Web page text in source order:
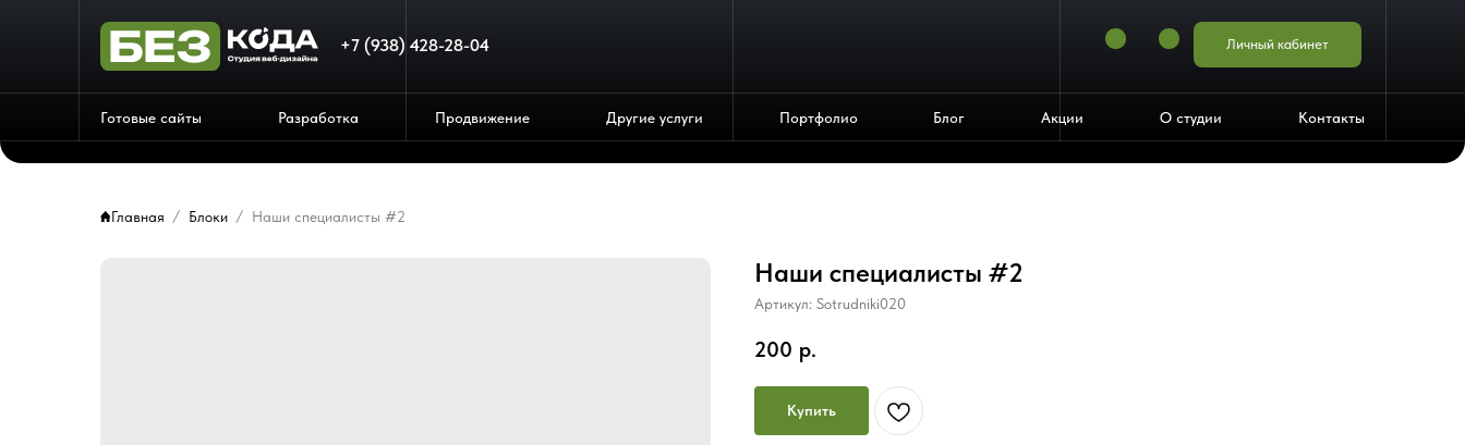
Личный кабинет
+7 (938) 428-28-04
Готовые сайты Разработка Продвижение Другие услуги Портфолио Блог Акции О студии Контакты
Главная Блоки Наши специалисты #2
Наши специалисты #2
Артикул: Sotrudniki020
200 р.
Купить